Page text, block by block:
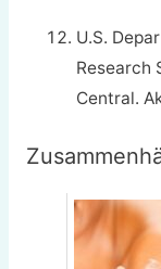
U.S.
Research
Central.